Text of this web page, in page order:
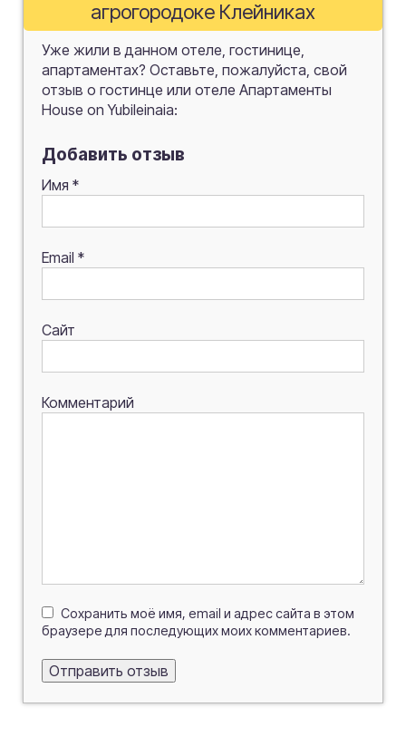
агрогородоке Клейниках
Уже жили в данном отеле, гостинице,
апартаментах? Оставьте, пожалуйста, свой
отзыв о гостинце или отеле Апартаменты
House on Yubileinaia:
Добавить отзыв
Имя *
Email *
Сайт
Комментарий
Сохранить моё имя, email и адрес сайта в этом
браузере для последующих моих комментариев.